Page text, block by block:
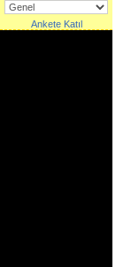
Ankete Katıl